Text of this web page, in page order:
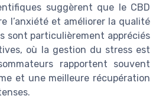
suggèrent que le CBD
l’anxiété et améliorer la qualité
sont particulièrement appréciés
où la gestion du stress est
rapportent souvent
et une meilleure récupération